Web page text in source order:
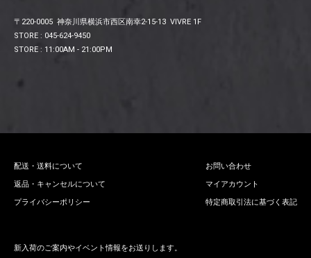
〒220-0005 神奈川県横浜市西区南幸2-15-13 VIVRE 1F
STORE : 045-624-9450
STORE : 11:00AM - 21:00PM
配送・送料について
返品・キャンセルについて
プライバシーポリシー
お問い合わせ
マイアカウント
特定商取引法に基づく表記
新入荷のご案内やイベント情報をお送りします。